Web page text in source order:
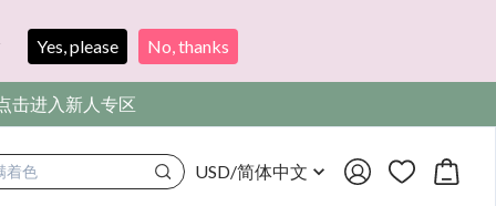
Yes, please No, thanks
击进入新人专区
着色 USD/简体中文